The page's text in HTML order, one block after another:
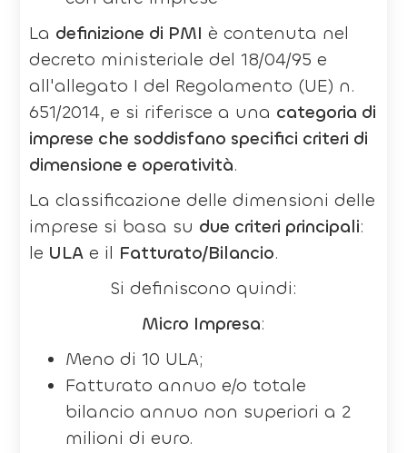
La definizione di PMI è contenuta nel
decreto ministeriale del 18/04/95 e
all'allegato I del Regolamento (UE) n.
651/2014, e si riferisce a una categoria di
imprese che soddisfano specifici criteri di
dimensione e operatività.
La classificazione delle dimensioni delle
imprese si basa su due criteri principali:
le ULAe il Fatturato/Bilancio.
Si definiscono quindi:
Micro Impresa:
Meno di 10 ULA;
Fatturato annuo e/o totale
bilancio annuo non superiori a 2
milioni di euro.